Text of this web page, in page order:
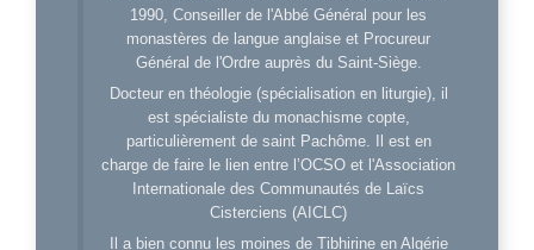
1990, Conseiller de l'Abbé Général pour les
monastères de langue anglaise et Procureur
Général de l'Ordre auprès du Saint-Siège.
Docteur en théologie (spécialisation en liturgie), il
est spécialiste du monachisme copte,
particulièrement de saint Pachôme. Il est en
charge de faire le lien entre l’OCSO et l'Association
Internationale des Communautés de Laïcs
Cisterciens (AICLC)
Il a bien connu les moines de Tibhirine en Algérie